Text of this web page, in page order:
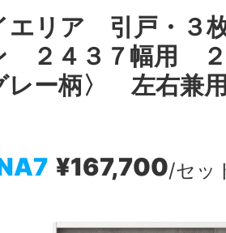
エリア 引戸・３
２４３７幅用
レー柄〉 左右
¥167,700/セッ